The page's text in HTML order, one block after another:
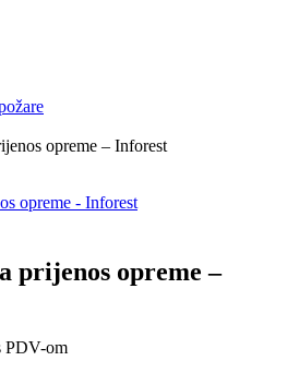
opreme – Inforest
prijenos opreme –
PDV-om